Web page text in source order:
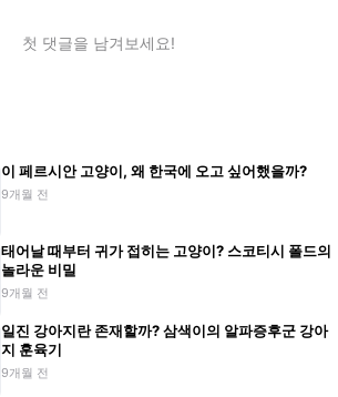
첫 댓글을 남겨보세요!
이 페르시안 고양이, 왜 한국에 오고 싶어했을까?
9개월 전
태어날 때부터 귀가 접히는 고양이? 스코티시 폴드의
놀라운 비밀
9개월 전
일진 강아지란 존재할까? 삼색이의 알파증후군 강아
지 훈육기
9개월 전